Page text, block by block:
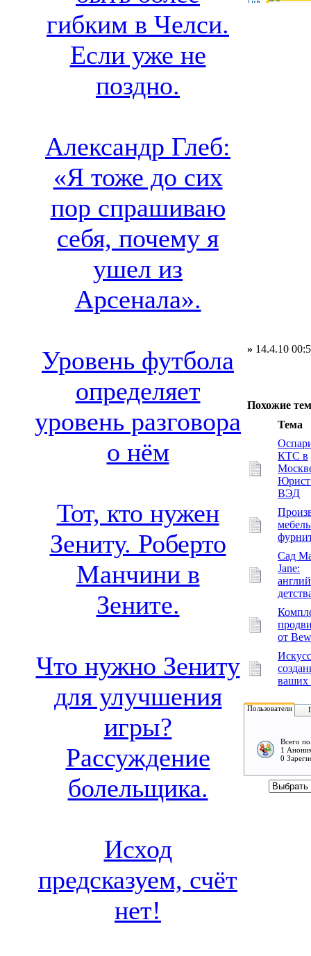
гибким в Челси.
Если уже не
поздно.
Александр Глеб:
«Я тоже до сих
пор спрашиваю
себя, почему я
ушел из
Арсенала».
Уровень футбола
определяет
уровень разговора
о нём
Тот, кто нужен
Зениту. Роберто
Манчини в
Зените.
Что нужно Зениту
для улучшения
игры?
Рассуждение
болельщика.
Исход
предсказуем, счёт
нет!
» 14.4.10
Похожие
Тема
КТС в
ВЭД
Сад
Jane:
от
ваших
Пользователи
Всего
1
0